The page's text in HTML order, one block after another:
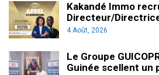
Kakandé Immo
Directeur/
4 Août, 2026
Le Groupe
Guinée scellent un